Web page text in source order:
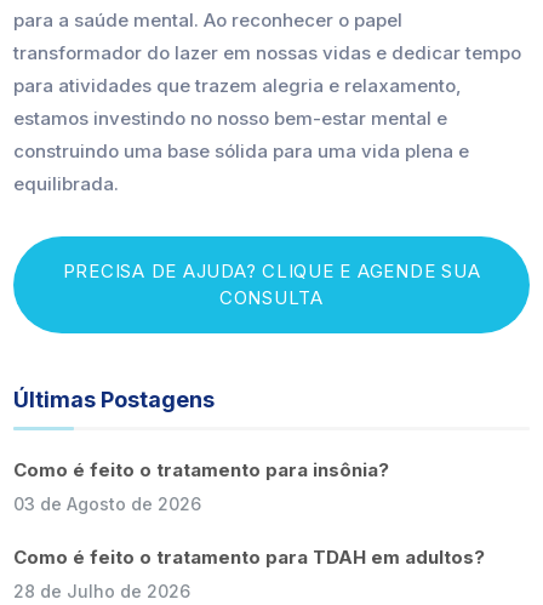
para a saúde mental. Ao reconhecer o papel
transformador do lazer em nossas vidas e dedicar tempo
para atividades que trazem alegria e relaxamento,
estamos investindo no nosso bem-estar mental e
construindo uma base sólida para uma vida plena e
equilibrada.
PRECISA DE AJUDA? CLIQUE E AGENDE SUA
CONSULTA
Últimas Postagens
Como é feito o tratamento para insônia?
03 de Agosto de 2026
Como é feito o tratamento para TDAH em adultos?
28 de Julho de 2026